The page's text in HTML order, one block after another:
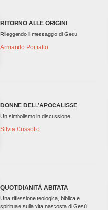
RITORNO ALLE ORIGINI
Rileggendo il messaggio di Gesù
Armando Pomatto
DONNE DELL’APOCALISSE
Un simbolismo in discussione
Silvia Cussotto
QUOTIDIANITÀ ABITATA
Una riflessione teologica, biblica e
spirituale sulla vita nascosta di Gesù